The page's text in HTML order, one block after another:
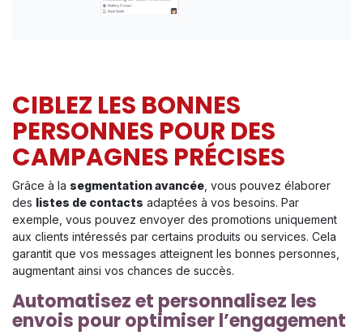
CIBLEZ LES BONNES
PERSONNES POUR DES
CAMPAGNES PRÉCISES
Grâce à la segmentation avancée , vous pouvez élaborer
des listes de contacts adaptées à vos besoins. Par
exemple, vous pouvez envoyer des promotions uniquement
aux clients intéressés par certains produits ou services. Cela
garantit que vos messages atteignent les bonnes personnes,
augmentant ainsi vos chances de succès.
Automatisez et personnalisez les
envois pour optimiser l’engagement